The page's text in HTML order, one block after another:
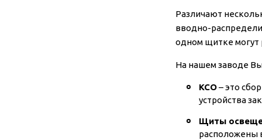
Различают
вводно-
одном щитке могут
На нашем заводе
КСО– это
устройства
Щиты
расположены